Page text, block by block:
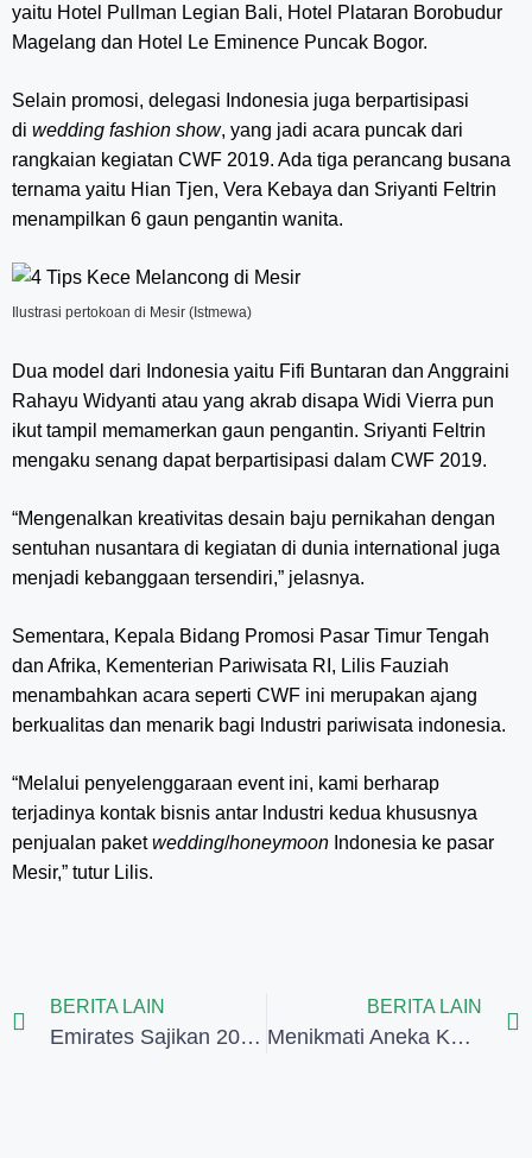
yaitu Hotel Pullman Legian Bali, Hotel Plataran Borobudur
Magelang dan Hotel Le Eminence Puncak Bogor.
Selain promosi, delegasi Indonesia juga berpartisipasi
di wedding fashion show, yang jadi acara puncak dari
rangkaian kegiatan CWF 2019. Ada tiga perancang busana
ternama yaitu Hian Tjen, Vera Kebaya dan Sriyanti Feltrin
menampilkan 6 gaun pengantin wanita.
Ilustrasi pertokoan di Mesir (Istmewa)
Dua model dari Indonesia yaitu Fifi Buntaran dan Anggraini
Rahayu Widyanti atau yang akrab disapa Widi Vierra pun
ikut tampil memamerkan gaun pengantin. Sriyanti Feltrin
mengaku senang dapat berpartisipasi dalam CWF 2019.
“Mengenalkan kreativitas desain baju pernikahan dengan
sentuhan nusantara di kegiatan di dunia international juga
menjadi kebanggaan tersendiri,” jelasnya.
Sementara, Kepala Bidang Promosi Pasar Timur Tengah
dan Afrika, Kementerian Pariwisata RI, Lilis Fauziah
menambahkan acara seperti CWF ini merupakan ajang
berkualitas dan menarik bagi lndustri pariwisata indonesia.
“Melalui penyelenggaraan event ini, kami berharap
terjadinya kontak bisnis antar lndustri kedua khususnya
penjualan paketwedding/honeymoon Indonesia ke pasar
Mesir,” tutur Lilis.
BERITA LAIN
Emirates Sajikan 20 Ribu Menu Vegetarian Selama Vagenuary
BERITA LAIN
Menikmati Aneka Keripik Tempe Khas Jawa dan Sunda